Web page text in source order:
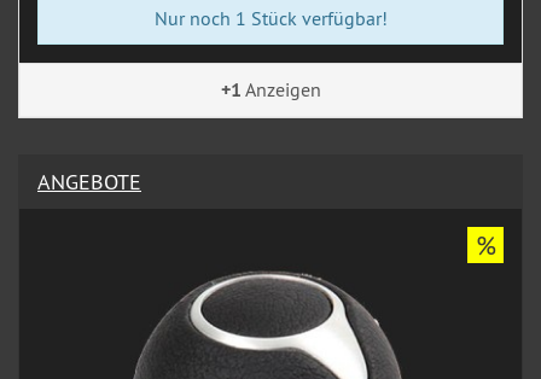
Nur noch 1 Stück verfügbar!
+1 Anzeigen
ANGEBOTE
%